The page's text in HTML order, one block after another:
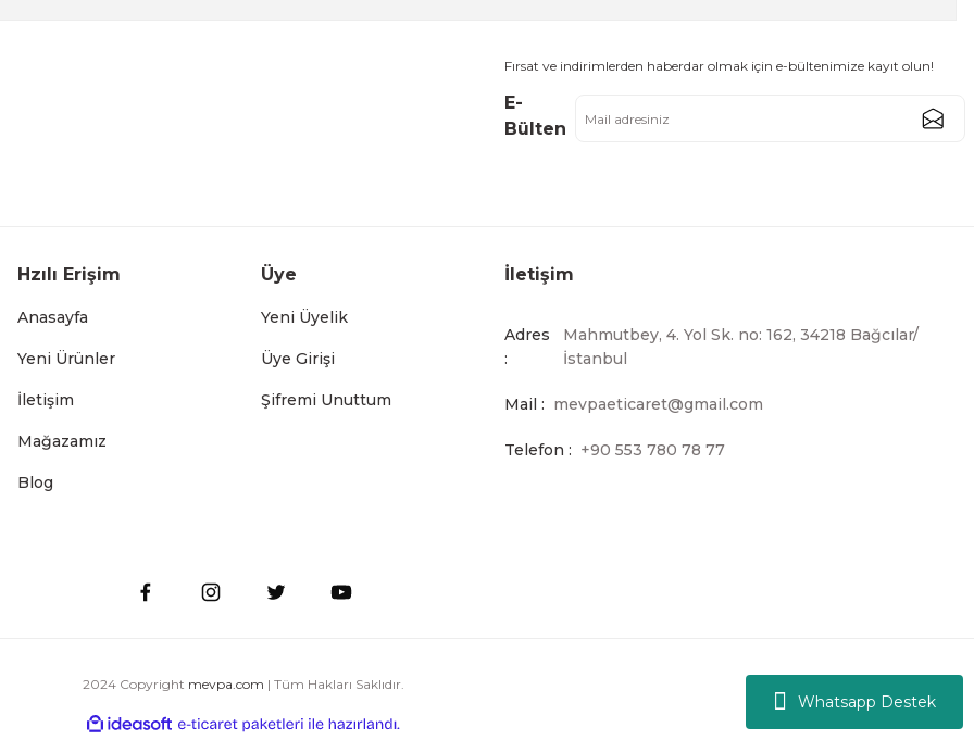
Whatsapp Destek
194,39 TL
Paslanmaz Çelik Hamur Karıştırıcı – Un ve Yağ Karıştırma Aparatı
Kahve Demleme Basmalı Çay Süzgeci
Fırsat ve indirimlerden haberdar olmak için e-bültenimize kayıt olun!
E-
Bülten
Hzılı Erişim
Anasayfa
Yeni Ürünler
İletişim
Mağazamız
Blog
Üye
Yeni Üyelik
Üye Girişi
Şifremi Unuttum
İletişim
Adres
:
Mahmutbey, 4. Yol Sk. no: 162, 34218 Bağcılar/
İstanbul
Mail : mevpaeticaret@gmail.com
Telefon : +90 553 780 78 77
2024 Copyright mevpa.com | Tüm Hakları Saklıdır.
ideasoft
e-